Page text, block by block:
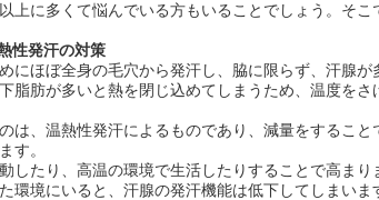
上に多くて悩んでいる方もいることでしょう。そこ
性発汗の対策
にほぼ全身の毛穴から発汗し、脇に限らず、汗腺が
脂肪が多いと熱を閉じ込めてしまうため、温度をさ
は、温熱性発汗によるものであり、減量をすること
す。
したり、高温の環境で生活したりすることで高ま
環境にいると、汗腺の発汗機能は低下してしまいま